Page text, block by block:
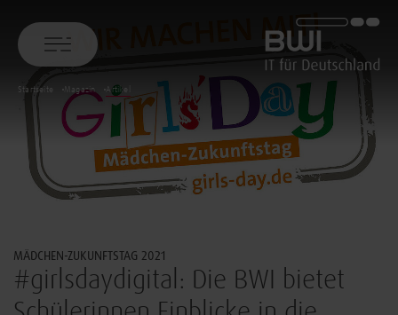
BWI GmbH
Startseite Magazin Artikel
MÄDCHEN-ZUKUNFTSTAG 2021
#girlsdaydigital: Die BWI bietet